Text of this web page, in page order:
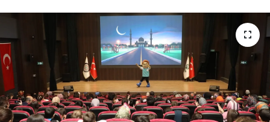
Bilim-Teknoloji
Köşe Yazıları
Röportaj
Video Galeri
Son Dakika Haberleri
Haber Arşivi